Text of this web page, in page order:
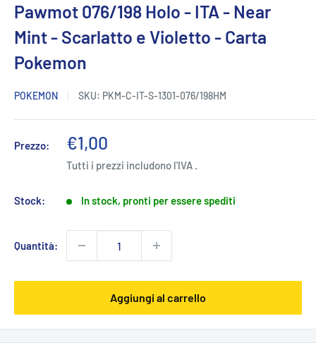
Pawmot 076/198 Holo - ITA - Near
Mint - Scarlatto e Violetto - Carta
Pokemon
POKEMON SKU: PKM-C-IT-S-1301-076/198HM
Prezzo:
Prezzo
scontato
€1,00
Tutti i prezzi includono l'IVA .
Stock: In stock, pronti per essere spediti
Quantità:
Aggiungi al carrello